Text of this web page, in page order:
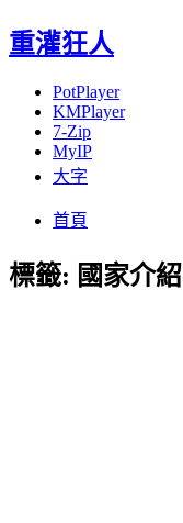
重灌狂人
PotPlayer
KMPlayer
7-Zip
MyIP
大字
首頁
標籤: 國家介紹